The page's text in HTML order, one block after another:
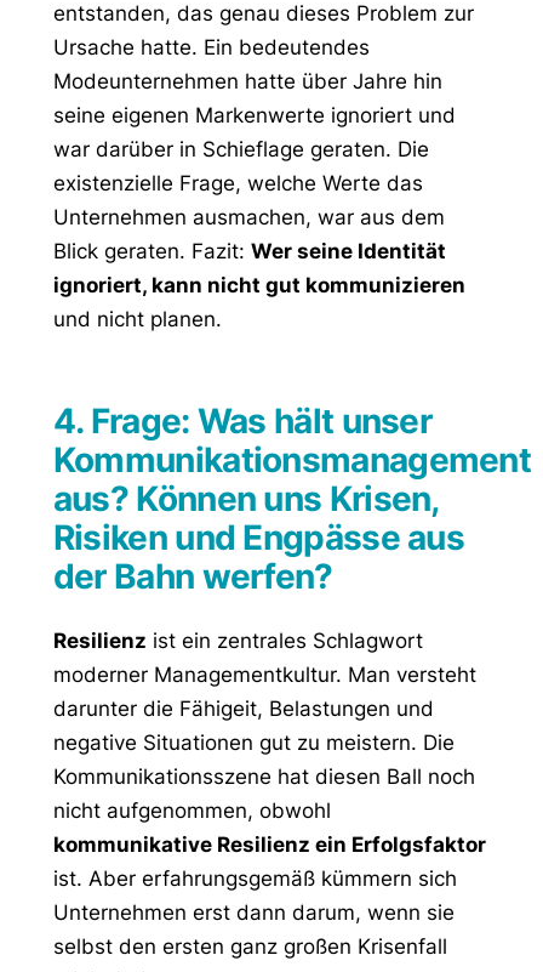
entstanden, das genau dieses Problem zur
Ursache hatte. Ein bedeutendes
Modeunternehmen hatte über Jahre hin
seine eigenen Markenwerte ignoriert und
war darüber in Schieflage geraten. Die
existenzielle Frage, welche Werte das
Unternehmen ausmachen, war aus dem
Blick geraten. Fazit: Wer seine Identität
ignoriert, kann nicht gut kommunizieren
und nicht planen.
4. Frage: Was hält unser
Kommunikationsmanagement
aus? Können uns Krisen,
Risiken und Engpässe aus
der Bahn werfen?
Resilienz ist ein zentrales Schlagwort
moderner Managementkultur. Man versteht
darunter die Fähigeit, Belastungen und
negative Situationen gut zu meistern. Die
Kommunikationsszene hat diesen Ball noch
nicht aufgenommen, obwohl
kommunikative Resilienz ein Erfolgsfaktor
ist. Aber erfahrungsgemäß kümmern sich
Unternehmen erst dann darum, wenn sie
selbst den ersten ganz großen Krisenfall